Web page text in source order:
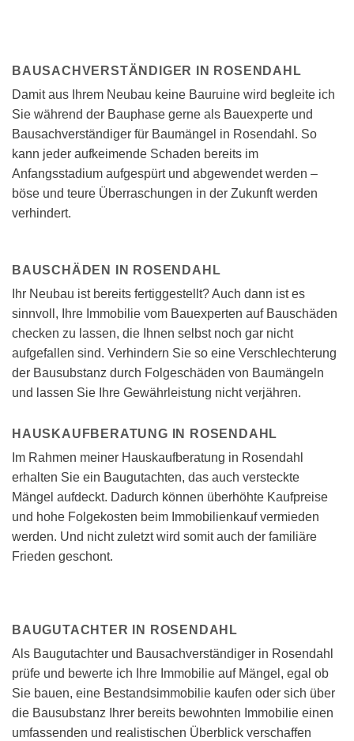
BAUSACHVERSTÄNDIGER IN ROSENDAHL
Damit aus Ihrem Neubau keine Bauruine wird begleite ich
Sie während der Bauphase gerne als Bauexperte und
Bausachverständiger für Baumängel in Rosendahl. So
kann jeder aufkeimende Schaden bereits im
Anfangsstadium aufgespürt und abgewendet werden –
böse und teure Überraschungen in der Zukunft werden
verhindert.
BAUSCHÄDEN IN ROSENDAHL
Ihr Neubau ist bereits fertiggestellt? Auch dann ist es
sinnvoll, Ihre Immobilie vom Bauexperten auf Bauschäden
checken zu lassen, die Ihnen selbst noch gar nicht
aufgefallen sind. Verhindern Sie so eine Verschlechterung
der Bausubstanz durch Folgeschäden von Baumängeln
und lassen Sie Ihre Gewährleistung nicht verjähren.
HAUSKAUFBERATUNG IN ROSENDAHL
Im Rahmen meiner Hauskaufberatung in Rosendahl
erhalten Sie ein Baugutachten, das auch versteckte
Mängel aufdeckt. Dadurch können überhöhte Kaufpreise
und hohe Folgekosten beim Immobilienkauf vermieden
werden. Und nicht zuletzt wird somit auch der familiäre
Frieden geschont.
BAUGUTACHTER IN ROSENDAHL
Als Baugutachter und Bausachverständiger in Rosendahl
prüfe und bewerte ich Ihre Immobilie auf Mängel, egal ob
Sie bauen, eine Bestandsimmobilie kaufen oder sich über
die Bausubstanz Ihrer bereits bewohnten Immobilie einen
umfassenden und realistischen Überblick verschaffen